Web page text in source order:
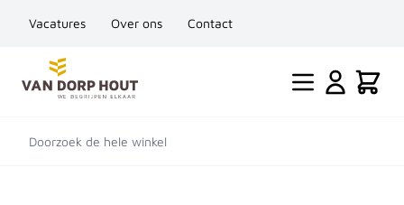
Vacatures Over ons Contact
Ga naar de inhoud
Cart
Doorzoek de hele winkel